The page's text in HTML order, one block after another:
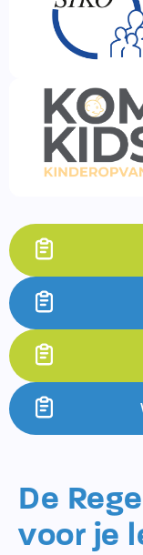
De
voor je